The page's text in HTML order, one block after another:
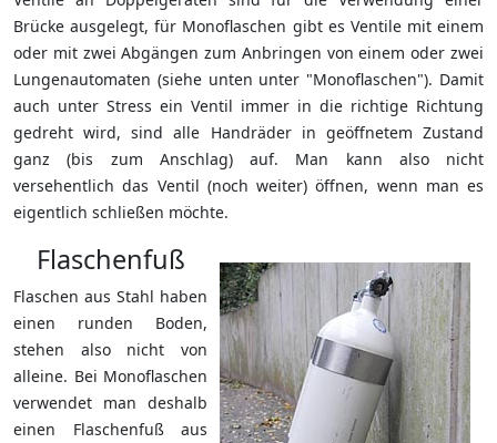
Brücke ausgelegt, für Monoflaschen gibt es Ventile mit einem
oder mit zwei Abgängen zum Anbringen von einem oder zwei
Lungenautomaten (siehe unten unter "Monoflaschen"). Damit
auch unter Stress ein Ventil immer in die richtige Richtung
gedreht wird, sind alle Handräder in geöffnetem Zustand
ganz (bis zum Anschlag) auf. Man kann also nicht
versehentlich das Ventil (noch weiter) öffnen, wenn man es
eigentlich schließen möchte.
Flaschenfuß
Flaschen aus Stahl haben
einen runden Boden,
stehen also nicht von
alleine. Bei Monoflaschen
verwendet man deshalb
einen Flaschenfuß aus